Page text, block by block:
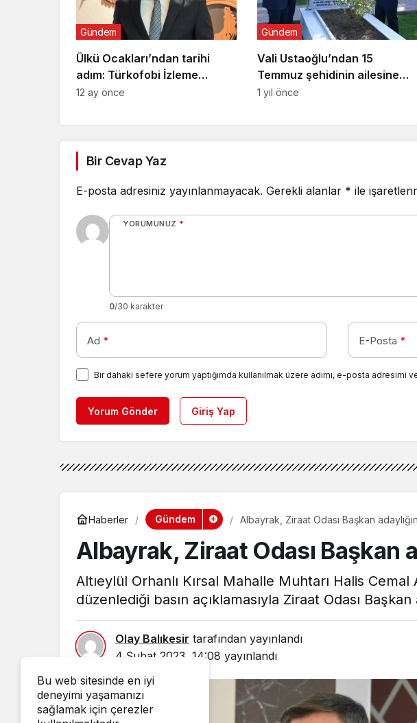
Ülkü Ocakları’ndan tarihi
adım: Türkofobi İzleme
Merkezi
Gündem
12 ay önce
Vali Ustaoğlu’ndan 15
Temmuz şehidinin ailesine
ziyaret
Gündem
1 yıl önce
Bir Cevap Yaz
E-posta adresiniz yayınlanmayacak. Gerekli alanlar * ile
YORUMUNUZ *
0/30 karakter
Ad * E-Posta *
Bir dahaki sefere yorum yaptığımda kullanılmak üzere adımı, e-posta adresimi
Yorum Gönder Giriş Yap
Haberler Gündem Albayrak, Ziraat Odası Başkan
Albayrak, Ziraat Odası Başkan
Altıeylül Orhanlı Kırsal Mahalle Muhtarı Halis
düzenlediği basın açıklamasıyla Ziraat Odası Başkan
Olay Balıkesir tarafından yayınlandı
4 Şubat 2023, 14:08 yayınlandı
Bu web sitesinde en iyi
deneyimi yaşamanızı
sağlamak için çerezler